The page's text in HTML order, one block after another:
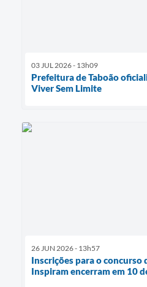
03 JUL 2026 - 13h09
Prefeitura de Taboão
Viver Sem Limite
26 JUN 2026 - 13h57
Inscrições para o concurso
Inspiram encerram em 10